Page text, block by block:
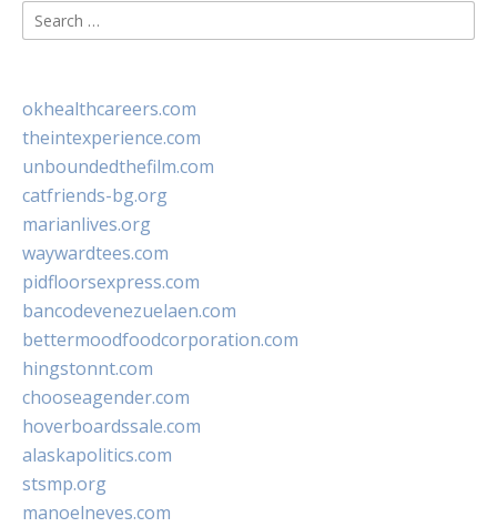
Search
for:
okhealthcareers.com
theintexperience.com
unboundedthefilm.com
catfriends-bg.org
marianlives.org
waywardtees.com
pidfloorsexpress.com
bancodevenezuelaen.com
bettermoodfoodcorporation.com
hingstonnt.com
chooseagender.com
hoverboardssale.com
alaskapolitics.com
stsmp.org
manoelneves.com